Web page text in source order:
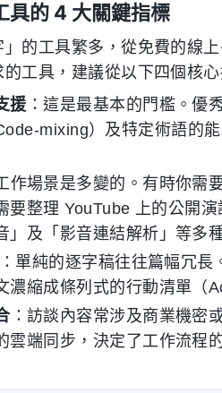
具的 4 大關鍵指標
的工具繁多，從免費的線
工具，建議從以下四個核心
援 ：這是最基本的門檻。優
mixing）及特定術語的
作場景是多變的。有時你需
要整理 YouTube 上的公開
」及「影音連結解析」等多
：單純的逐字稿往往篇幅冗
濃縮成條列式的行動清單（
：訪談內容常涉及商業機密
雲端同步，決定了工作流程